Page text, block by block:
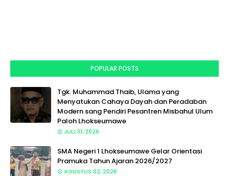
POPULAR POSTS
Tgk. Muhammad Thaib, Ulama yang
Menyatukan Cahaya Dayah dan Peradaban
Modern sang Pendiri Pesantren Misbahul Ulum
Paloh Lhokseumawe
JULI 31, 2026
SMA Negeri 1 Lhokseumawe Gelar Orientasi
Pramuka Tahun Ajaran 2026/2027
AGUSTUS 02, 2026